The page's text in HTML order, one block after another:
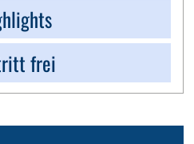
frei